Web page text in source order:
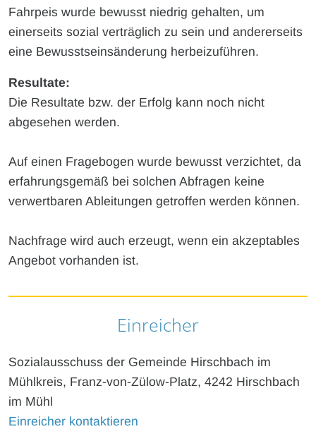
Fahrpeis wurde bewusst niedrig gehalten, um
einerseits sozial verträglich zu sein und andererseits
eine Bewusstseinsänderung herbeizuführen.
Resultate:
Die Resultate bzw. der Erfolg kann noch nicht
abgesehen werden.
Auf einen Fragebogen wurde bewusst verzichtet, da
erfahrungsgemäß bei solchen Abfragen keine
verwertbaren Ableitungen getroffen werden können.
Nachfrage wird auch erzeugt, wenn ein akzeptables
Angebot vorhanden ist.
Einreicher
Sozialausschuss der Gemeinde Hirschbach im
Mühlkreis, Franz-von-Zülow-Platz, 4242 Hirschbach
im Mühl
Einreicher kontaktieren